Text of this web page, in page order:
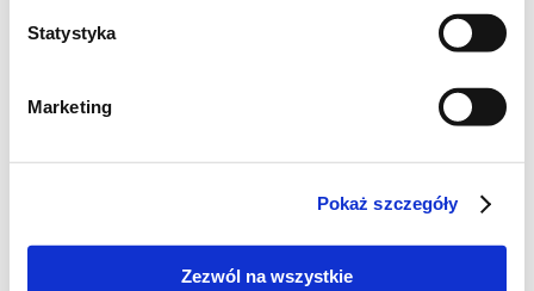
Statystyka
Marketing
Pokaż szczegóły
Zezwól na wszystkie
* mleczna czekolada – 100 g